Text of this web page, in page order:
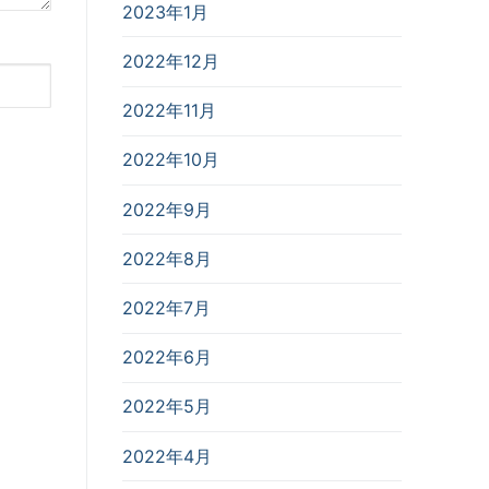
2023年1月
2022年12月
2022年11月
2022年10月
2022年9月
2022年8月
2022年7月
2022年6月
2022年5月
2022年4月